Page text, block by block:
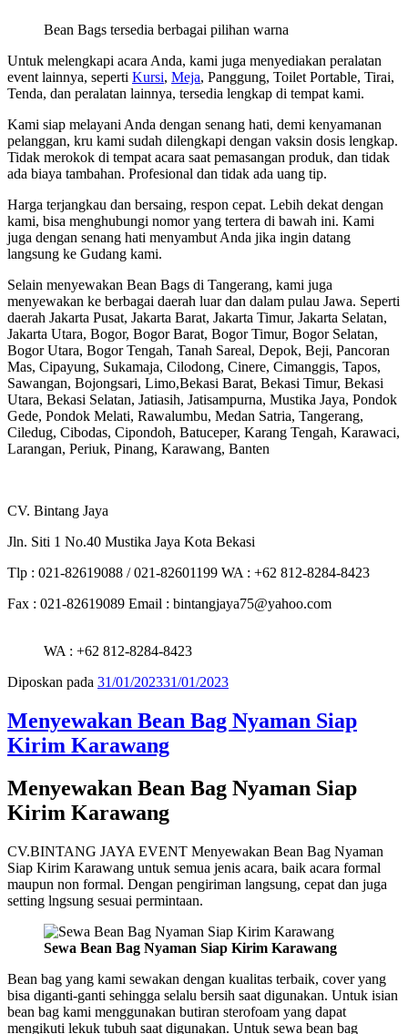
Bean Bags tersedia berbagai pilihan warna
Untuk melengkapi acara Anda, kami juga menyediakan peralatan
event lainnya, seperti Kursi, Meja, Panggung, Toilet Portable, Tirai,
Tenda, dan peralatan lainnya, tersedia lengkap di tempat kami.
Kami siap melayani Anda dengan senang hati, demi kenyamanan
pelanggan, kru kami sudah dilengkapi dengan vaksin dosis lengkap.
Tidak merokok di tempat acara saat pemasangan produk, dan tidak
ada biaya tambahan. Profesional dan tidak ada uang tip.
Harga terjangkau dan bersaing, respon cepat. Lebih dekat dengan
kami, bisa menghubungi nomor yang tertera di bawah ini. Kami
juga dengan senang hati menyambut Anda jika ingin datang
langsung ke Gudang kami.
Selain menyewakan Bean Bags di Tangerang, kami juga
menyewakan ke berbagai daerah luar dan dalam pulau Jawa. Seperti
daerah Jakarta Pusat, Jakarta Barat, Jakarta Timur, Jakarta Selatan,
Jakarta Utara, Bogor, Bogor Barat, Bogor Timur, Bogor Selatan,
Bogor Utara, Bogor Tengah, Tanah Sareal, Depok, Beji, Pancoran
Mas, Cipayung, Sukamaja, Cilodong, Cinere, Cimanggis, Tapos,
Sawangan, Bojongsari, Limo,Bekasi Barat, Bekasi Timur, Bekasi
Utara, Bekasi Selatan, Jatiasih, Jatisampurna, Mustika Jaya, Pondok
Gede, Pondok Melati, Rawalumbu, Medan Satria, Tangerang,
Ciledug, Cibodas, Cipondoh, Batuceper, Karang Tengah, Karawaci,
Larangan, Periuk, Pinang, Karawang, Banten
CV. Bintang Jaya
Jln. Siti 1 No.40 Mustika Jaya Kota Bekasi
Tlp : 021-82619088 / 021-82601199 WA : +62 812-8284-8423
Fax : 021-82619089 Email : bintangjaya75@yahoo.com
WA : +62 812-8284-8423
Diposkan pada 31/01/202331/01/2023
Menyewakan Bean Bag Nyaman Siap
Kirim Karawang
Menyewakan Bean Bag Nyaman Siap
Kirim Karawang
CV.BINTANG JAYA EVENT Menyewakan Bean Bag Nyaman
Siap Kirim Karawang untuk semua jenis acara, baik acara formal
maupun non formal. Dengan pengiriman langsung, cepat dan juga
setting lngsung sesuai permintaan.
Sewa Bean Bag Nyaman Siap Kirim Karawang
Bean bag yang kami sewakan dengan kualitas terbaik, cover yang
bisa diganti-ganti sehingga selalu bersih saat digunakan. Untuk isian
bean bag kami menggunakan butiran sterofoam yang dapat
mengikuti lekuk tubuh saat digunakan. Untuk sewa bean bag